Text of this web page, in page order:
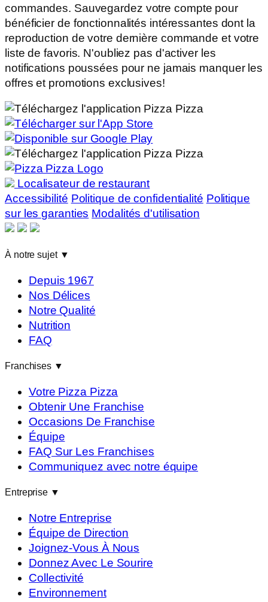
commandes. Sauvegardez votre compte pour
bénéficier de fonctionnalités intéressantes dont la
reproduction de votre dernière commande et votre
liste de favoris. N'oubliez pas d'activer les
notifications poussées pour ne jamais manquer les
offres et promotions exclusives!
Localisateur de restaurant
Accessibilité Politique de confidentialité Politique
sur les garanties Modalités d'utilisation
À notre sujet ▼
Depuis 1967
Nos Délices
Notre Qualité
Nutrition
FAQ
Franchises ▼
Votre Pizza Pizza
Obtenir Une Franchise
Occasions De Franchise
Équipe
FAQ Sur Les Franchises
Communiquez avec notre équipe
Entreprise ▼
Notre Entreprise
Équipe de Direction
Joignez-Vous À Nous
Donnez Avec Le Sourire
Collectivité
Environnement